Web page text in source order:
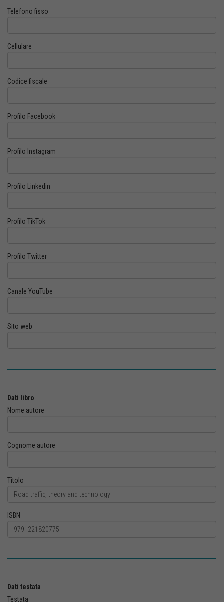
Telefono fisso
Cellulare
Codice fiscale
Profilo Facebook
Profilo Instagram
Profilo Linkedin
Profilo TikTok
Profilo Twitter
Canale YouTube
Sito web
Dati libro
Nome autore
Cognome autore
Titolo
ISBN
Dati testata
Testata